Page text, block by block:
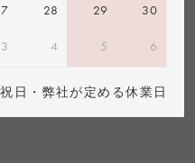
28 29 30
3 4 5 6
日・弊社が定める休業日